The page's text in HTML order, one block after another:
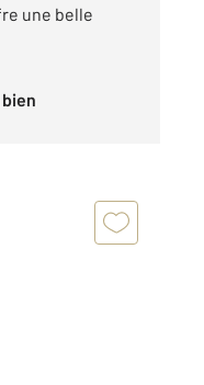
une belle
bien